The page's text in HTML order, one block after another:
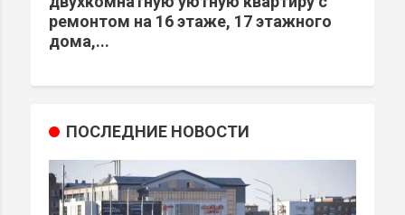
ремонтом на 16 этаже, 17 этажного
дома,...
ПОСЛЕДНИЕ НОВОСТИ